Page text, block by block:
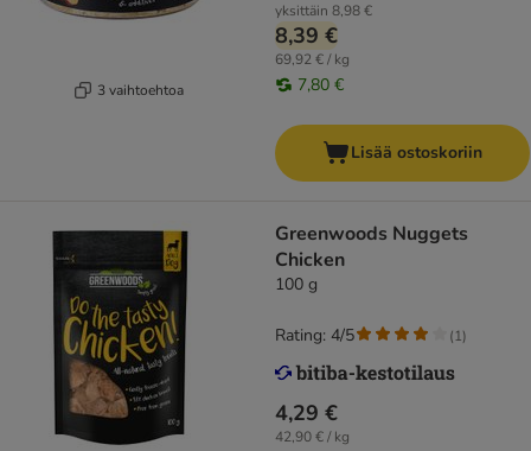
3 vaihtoehtoa
yksittäin 8,98 €
8,39 €
69,92 € / kg
7,80 €
Lisää ostoskoriin
Greenwoods Nuggets
Chicken
100 g
4,29 €
42,90 € / kg
Rating: 4/5 (1)